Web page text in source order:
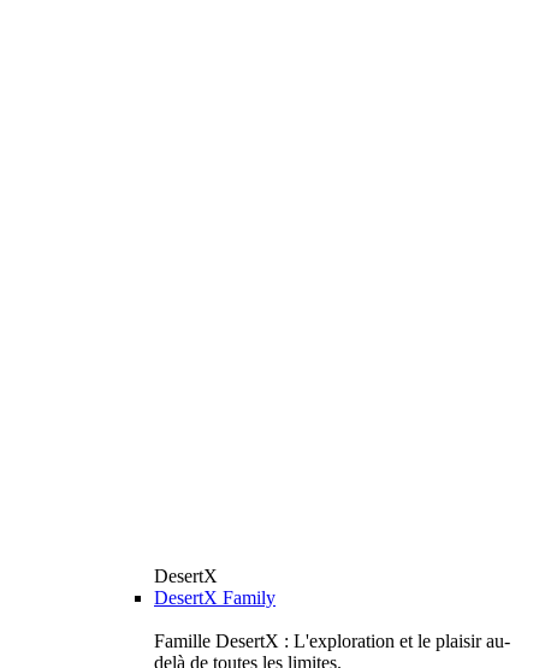
DesertX
DesertX Family
Famille DesertX : L'exploration et le plaisir au-
delà de toutes les limites.